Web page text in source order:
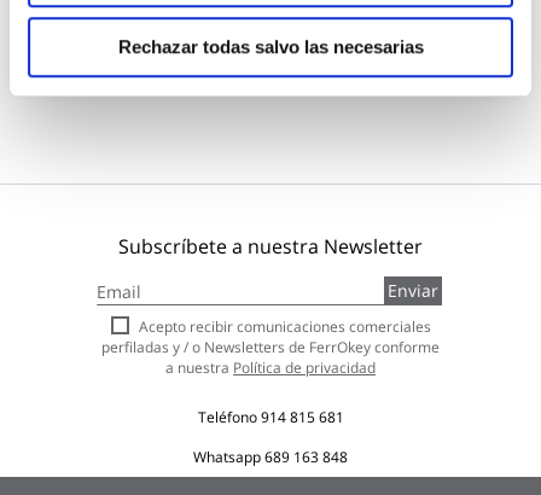
Rechazar todas salvo las necesarias
Añadir al carrito
Subscríbete a nuestra Newsletter
a
nuestro
boletín
de
Enviar
Acepto recibir comunicaciones comerciales
perfiladas y / o Newsletters de FerrOkey conforme
a nuestra Política de privacidad
Teléfono914 815 681
Whatsapp689 163 848